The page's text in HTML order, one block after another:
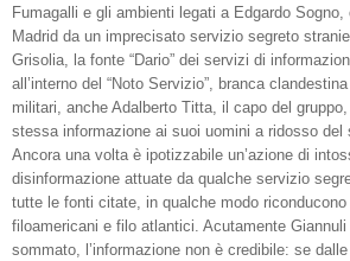
Fumagalli e gli ambienti legati a Edgardo Sogno,
Madrid da un imprecisato servizio segreto
Grisolia, la fonte “Dario” dei servizi di
all’interno del “Noto Servizio”, branca
militari, anche Adalberto Titta, il capo del
stessa informazione ai suoi uomini a ridosso del
Ancora una volta è ipotizzabile un’azione di
disinformazione attuate da qualche servizio
tutte le fonti citate, in qualche modo riconducono
filoamericani e filo atlantici. Acutamente
sommato, l’informazione non è credibile: se